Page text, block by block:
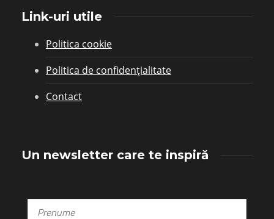
Link-uri utile
Politica cookie
Politica de confidențialitate
Contact
Un newsletter care te inspiră